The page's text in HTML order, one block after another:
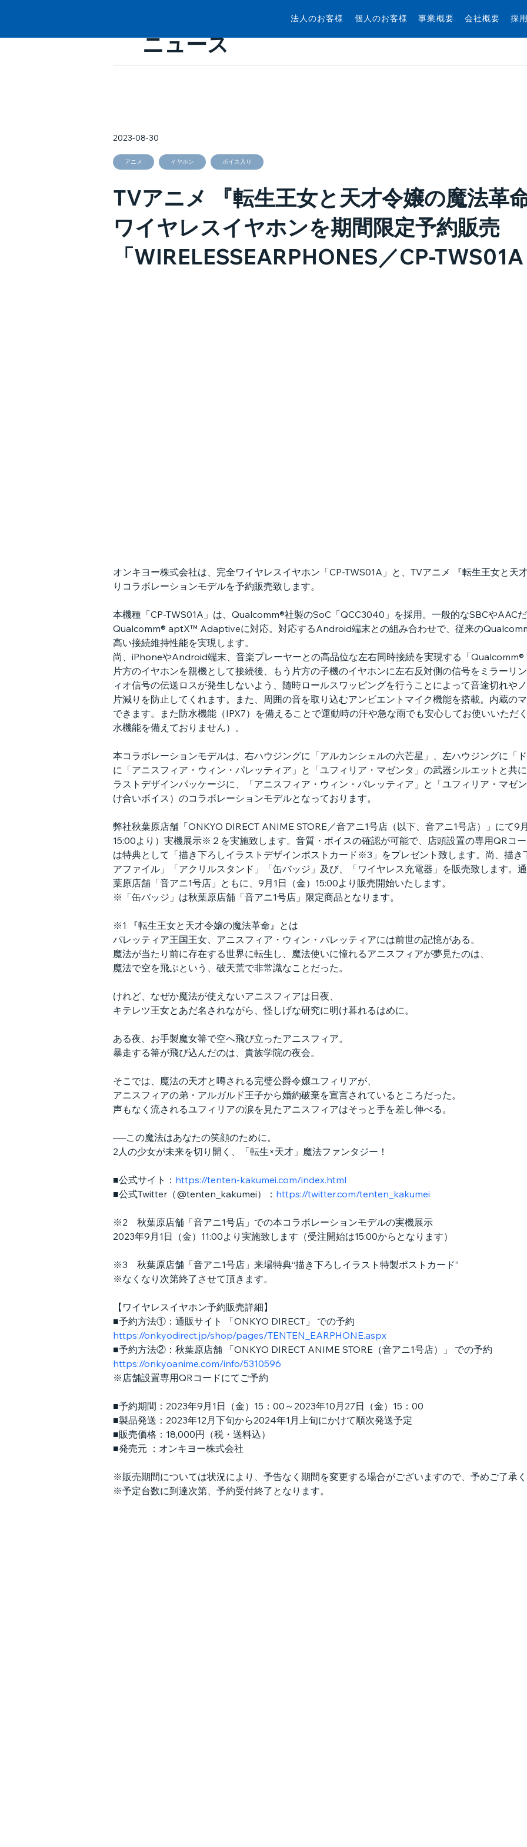
法人のお客様 個人のお客様 事業概要 会社概要 採
ニュース
TVアニメ 『転生王女と天才令嬢の魔法革
ワイヤレスイヤホンを期間限定予約販売
「WIRELESSEARPHONES／CP-
アニメ イヤホン ボイス入り
2023-08-30
オンキヨー株式会社は、完全ワイヤレスイヤホン「CP-TWS01A」と、TVアニメ 『転生王女と
りコラボレーションモデルを予約販売致します。
本機種「CP-TWS01A」は、Qualcomm®社製のSoC「QCC3040」を採用。一般的なSBCやAAC
Qualcomm® aptX™ Adaptiveに対応。対応するAndroid端末との組み合わせで、従来の
高い接続維持性能を実現します。
尚、iPhoneやAndroid端末、音楽プレーヤーとの高品位な左右同時接続を実現する「
片方のイヤホンを親機として接続後、もう片方の子機のイヤホンに左右反対側の信号をミラーリ
ィオ信号の伝送ロスが発生しないよう、随時ロールスワッピングを行うことによって音途切れや
片減りを防止してくれます。また、周囲の音を取り込むアンビエントマイク機能を搭載。内蔵の
できます。また防水機能（IPX7）を備えることで運動時の汗や急な雨でも安心してお使いいただ
水機能を備えておりません）。
本コラボレーションモデルは、右ハウジングに「アルカンシェルの六芒星」、左ハウジングに「
に「アニスフィア・ウィン・パレッティア」と「ユフィリア・マゼンタ」の武器シルエットと共
ラストデザインパッケージに、「アニスフィア・ウィン・パレッティア」と「ユフィリア・マゼ
け合いボイス）のコラボレーションモデルとなっております。
弊社秋葉原店舗「ONKYO DIRECT ANIME STORE／音アニ1号店（以下、音アニ1号店）」にて9
15:00より）実機展示※２を実施致します。音質・ボイスの確認が可能で、店頭設置の専用QRコ
は特典として「描き下ろしイラストデザインポストカード※3」をプレゼント致します。尚、描
アファイル」「アクリルスタンド」「缶バッジ」及び、「ワイヤレス充電器」を販売致します。
葉原店舗「音アニ1号店」ともに、9月1日（金）15:00より販売開始いたします。
※「缶バッジ」は秋葉原店舗「音アニ1号店」限定商品となります。
※1 『転生王女と天才令嬢の魔法革命』とは
パレッティア王国王女、アニスフィア・ウィン・パレッティアには前世の記憶がある。
魔法が当たり前に存在する世界に転生し、魔法使いに憧れるアニスフィアが夢見たのは、
魔法で空を飛ぶという、破天荒で非常識なことだった。
けれど、なぜか魔法が使えないアニスフィアは日夜、
キテレツ王女とあだ名されながら、怪しげな研究に明け暮れるはめに。
ある夜、お手製魔女箒で空へ飛び立ったアニスフィア。
暴走する箒が飛び込んだのは、貴族学院の夜会。
そこでは、魔法の天才と噂される完璧公爵令嬢ユフィリアが、
アニスフィアの弟・アルガルド王子から婚約破棄を宣言されているところだった。
声もなく流されるユフィリアの涙を見たアニスフィアはそっと手を差し伸べる。
──この魔法はあなたの笑顔のために。
2人の少女が未来を切り開く、「転生×天才」魔法ファンタジー！
■公式サイト： https://tenten-kakumei.com/index.html
■公式Twitter（@tenten_kakumei）： https://twitter.com/tenten_kakumei
※2　秋葉原店舗「音アニ1号店」での本コラボレーションモデルの実機展示
2023年9月1日（金）11:00より実施致します（受注開始は15:00からとなります）
※3　秋葉原店舗「音アニ1号店」来場特典“描き下ろしイラスト特製ポストカード”
※なくなり次第終了させて頂きます。
【ワイヤレスイヤホン予約販売詳細】
■予約方法①：通販サイト 「ONKYO DIRECT」 での予約
https://onkyodirect.jp/shop/pages/TENTEN_EARPHONE.aspx
■予約方法②：秋葉原店舗 「ONKYO DIRECT ANIME STORE（音アニ1号店）」 での予約
https://onkyoanime.com/info/5310596
※店舗設置専用QRコードにてご予約
■予約期間：2023年9月1日（金）15：00～2023年10月27日（金）15：00
■製品発送：2023年12月下旬から2024年1月上旬にかけて順次発送予定
■販売価格：18,000円（税・送料込）
■発売元 ：オンキヨー株式会社
※販売期間については状況により、予告なく期間を変更する場合がございますので、予めご了承
※予定台数に到達次第、予約受付終了となります。